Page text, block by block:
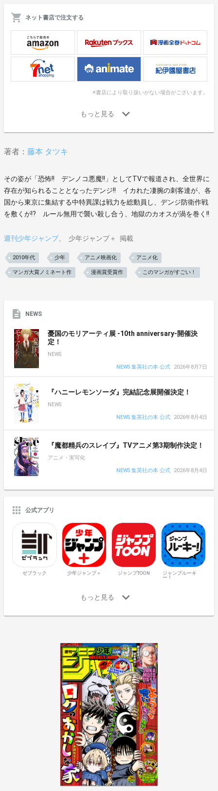
ネット書店で注文する
※書店により取り扱いがない場合がございます。
著者： 藤本 タツキ
その姿が「恐怖!! デンノコ悪魔!!」としてTVで報道され、全世界に
存在が知られることとなったデンジ!! イカれた凄腕の刺客達が、各
国から東京に集結する中特異課は戦力を総動員し、デンジ防衛作戦
を敷くが!? ルール無用で襲い殺し合う、地獄のカオスが渦を巻く!!
週刊少年ジャンプ 少年ジャンプ＋ 掲載
2010年代 少年 アニメ映画化 アニメ化
マンガ大賞ノミネート作 漫画賞受賞作 このマンガがすごい！
NEWS
憂国のモリアーティ展 -10th anniversary-開催決
定！
NEWS
NEWS 集英社の本 公式
2026年8月7日
『ハニーレモンソーダ』完結記念展開催決定！
NEWS
NEWS 集英社の本 公式
2026年8月4日
『魔都精兵のスレイブ』TVアニメ第3期制作決定！
アニメ・実写化
NEWS 集英社の本 公式
2026年8月4日
公式アプリ
ゼブラック 少年ジャンプ＋ ジャンプTOON
ジャンプルーキ
ー！